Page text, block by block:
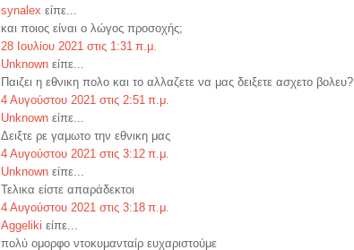
synalex είπε...
και ποιος είναι ο λώγος προσοχής;
28 Ιουλίου 2021 στις 1:31 π.μ.
Unknown είπε...
Παιζει η εθνικη πολο και το αλλαζετε να μας δειξετε ασχετο βολευ?
4 Αυγούστου 2021 στις 2:51 π.μ.
Unknown είπε...
Δειξτε ρε γαμωτο την εθνικη μας
4 Αυγούστου 2021 στις 3:12 π.μ.
Unknown είπε...
Τελικα είστε απαράδεκτοι
4 Αυγούστου 2021 στις 3:18 π.μ.
Aggeliki είπε...
πολύ ομορφο ντοκυμανταίρ ευχαριστούμε